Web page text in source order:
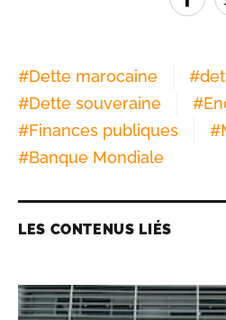
#Dette marocaine #
#Dette souveraine #
#Finances publiques #
#Banque Mondiale
LES CONTENUS LIÉS